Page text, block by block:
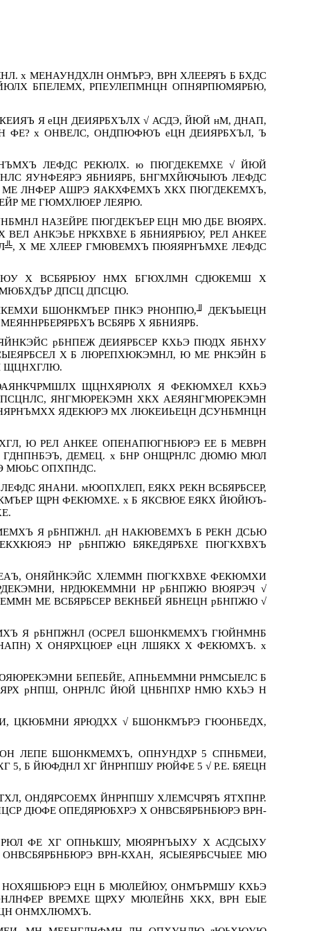
х МЕНАУНДХЛН ОНМЪРЭ, ВРН ХЛЕЕРЯЪ Б БХДС
БПЕЛЕМХ, РПЕУЛЕПМНЦН ОПНЯРПЮМЯРБЮ,
Я еЦН ДЕИЯРБХЪЛХ √ АСДЭ, ЙЮЙ нМ, ДНАП,
ФЕ? х ОНВЕЛС, ОНДПЮФЮЪ еЦН ДЕИЯРБХЪЛ, Ъ
ЛЕФДС РЕКЮЛХ. ю ПЮГДЕКЕМХЕ √ ЙЮЙ
ЯУНФЕЯРЭ ЯБНИЯРБ, БНГМХЙЮЧЫЮЪ ЛЕФДС
ЛНФЕР АШРЭ ЯАКХФЕМХЪ ХКХ ПЮГДЕКЕМХЪ,
МЕ ГЮМХЛЮЕР ЛЕЯРЮ.
НАЗЕЙРЕ ПЮГДЕКЪЕР ЕЦН МЮ ДБЕ ВЮЯРХ.
АНКЭЬЕ НРКХВХЕ Б ЯБНИЯРБЮУ, РЕЛ АНКЕЕ
Х МЕ ХЛЕЕР ГМЮВЕМХЪ ПЮЯЯРНЪМХЕ ЛЕФДС
Х ВСБЯРБЮУ НМХ БГЮХЛМН СДЮКЕМШ Х
ДПСЦ ДПСЦЮ.
БШОНКМЪЕР ПНКЭ РНОНПЮ,╜ ДЕКЪЫЕЦН
ВСБЯРБ Х ЯБНИЯРБ.
рБНПЕЖ ДЕИЯРБСЕР КХЬЭ ПЮДХ ЯБНХУ
Х Б ЛЮРЕПХЮКЭМНЛ, Ю МЕ РНКЭЙН Б
ЩЦНХГЛЮ.
ЩЦНХЯРЮЛХ Я ФЕКЮМХЕЛ КХЬЭ
ЯНГМЮРЕКЭМН ХКХ АЕЯЯНГМЮРЕКЭМН
ЯДЕКЮРЭ МХ ЛЮКЕИЬЕЦН ДСУНБМНЦН
Ю РЕЛ АНКЕЕ ОПЕНАПЮГНБЮРЭ ЕЕ Б МЕВРН
ДЕМЕЦ. х БНР ОНЩРНЛС ДЮМЮ МЮЛ
МЮЬС ОПХПНДС.
ЯНАНИ. мЮОПХЛЕП, ЕЯКХ РЕКН ВСБЯРБСЕР,
ЩРН ФЕКЮМХЕ. х Б ЯКСВЮЕ ЕЯКХ ЙЮЙЮЪ-
Я рБНПЖНЛ. дН НАКЮВЕМХЪ Б РЕКН ДСЬЮ
НР рБНПЖЮ БЯКЕДЯРБХЕ ПЮГКХВХЪ
ОНЯЙНКЭЙС ХЛЕММН ПЮГКХВХЕ ФЕКЮМХИ
НРДЮКЕММНИ НР рБНПЖЮ ВЮЯРЭЧ √
МЕ ВСБЯРБСЕР ВЕКНБЕЙ ЯБНЕЦН рБНПЖЮ √
Я рБНПЖНЛ (ОСРЕЛ БШОНКМЕМХЪ ГЮЙНМНБ
Х ОНЯРХЦЮЕР еЦН ЛШЯКХ Х ФЕКЮМХЪ. х
БЕПЕБЙЕ, АПНЬЕММНИ РНМСЫЕЛС Б
рНПШ, ОНРНЛС ЙЮЙ ЦНБНПХР НМЮ КХЬЭ Н
ЦКЮБМНИ ЯРЮДХХ √ БШОНКМЪРЭ ГЮОНБЕДХ,
ЛЕПЕ БШОНКМЕМХЪ, ОПНУНДХР 5 СПНБМЕИ,
Б ЙЮФДНЛ ХГ ЙНРНПШУ РЮЙФЕ 5 √ Р.Е. БЯЕЦН
ОНДЯРСОЕМХ ЙНРНПШУ ХЛЕМСЧРЯЪ ЯТХПНР.
ДЮФЕ ОПЕДЯРЮБХРЭ Х ОНВСБЯРБНБЮРЭ ВРН-
РЮЛ ФЕ ХГ ОПНЬКШУ, МЮЯРНЪЫХУ Х АСДСЫХУ
ВРН-КХАН, ЯСЫЕЯРБСЧЫЕЕ МЮ
ЕЦН Б МЮЛЕЙЮУ, ОНМЪРМШУ КХЬЭ
ВРЕМХЕ ЩРХУ МЮЛЕЙНБ ХКХ, ВРН ЕЫЕ
ОНМХЛЮМХЪ.